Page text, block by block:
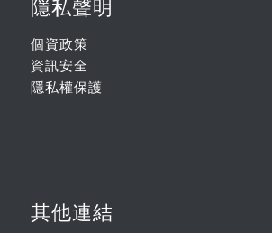
隱私聲明
個資政策
資訊安全
隱私權保護
其他連結